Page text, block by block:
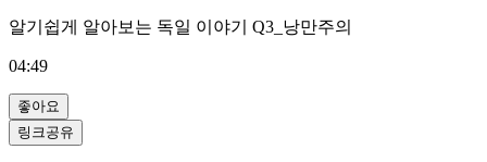
알기쉽게 알아보는 독일 이야기 Q3_낭만주의
04:49
좋아요
링크공유